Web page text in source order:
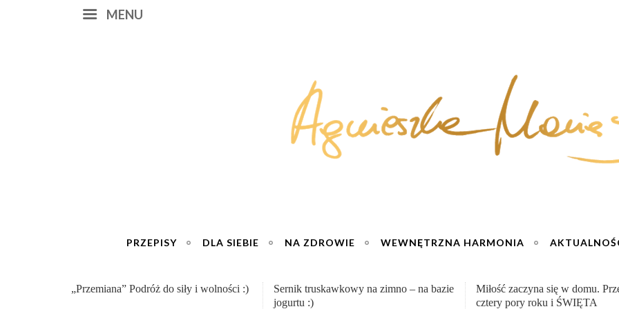
MENU
PRZEPISY DLA SIEBIE NA ZDROWIE WEWNĘTRZNA HARMONIA
Sernik truskawkowy na zimno – na bazie
Miłość zaczyna się w domu. Przepisy na
cztery pory roku i ŚWIĘTA
Wzmacniający odporność syrop
mniszka lekarskiego – zdrowie w